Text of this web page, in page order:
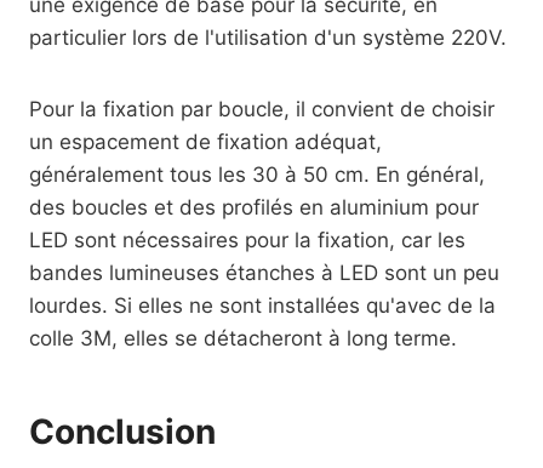
une exigence de base pour la sécurité, en
particulier lors de l'utilisation d'un système 220V.
Pour la fixation par boucle, il convient de choisir
un espacement de fixation adéquat,
généralement tous les 30 à 50 cm. En général,
des boucles et des profilés en aluminium pour
LED sont nécessaires pour la fixation, car les
bandes lumineuses étanches à LED sont un peu
lourdes. Si elles ne sont installées qu'avec de la
colle 3M, elles se détacheront à long terme.
Conclusion